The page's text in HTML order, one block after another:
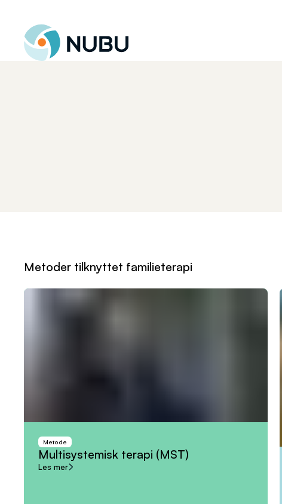
Til forsiden
Metoder tilknyttet familieterapi
Metode
Multisystemisk terapi (MST)
Les mer